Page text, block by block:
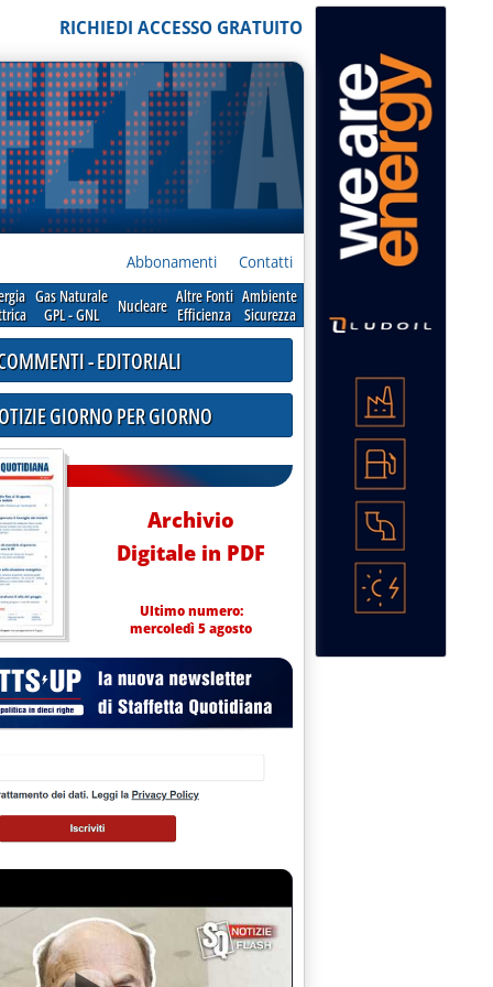
RICHIEDI ACCESSO GRATUITO
Abbonamenti Contatti
Gas Naturale
GPL - GNL
Nucleare Altre Fonti
Efficienza
Ambiente
Sicurezza
- EDITORIALI
GIORNO PER GIORNO
Archivio
Digitale in PDF
Ultimo numero:
mercoledì 5 agosto